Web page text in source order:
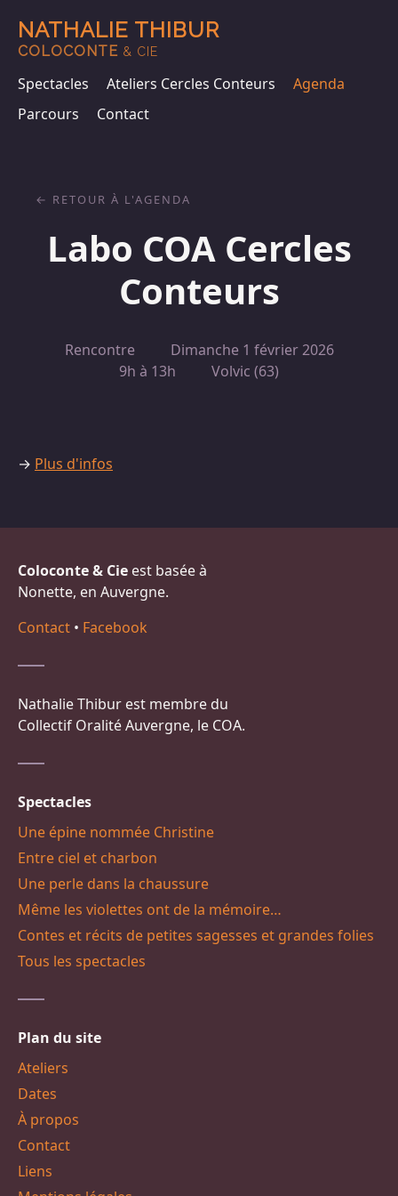
NATHALIE THIBUR
COLOCONTE & CIE
Spectacles Ateliers Cercles Conteurs
Agenda
Parcours
Contact
Labo COA Cercles
Conteurs
Rencontre
Dimanche 1 février 2026
9h à 13h
Volvic (63)
RETOUR À L'AGENDA
→ Plus d'infos
Coloconte & Cie est basée à
Nonette, en Auvergne.
Contact • Facebook
Nathalie Thibur est membre du
Collectif Oralité Auvergne, le COA.
Spectacles
Une épine nommée Christine
Entre ciel et charbon
Une perle dans la chaussure
Même les violettes ont de la mémoire…
Contes et récits de petites sagesses et grandes folies
Tous les spectacles
Plan du site
Ateliers
Dates
À propos
Contact
Liens